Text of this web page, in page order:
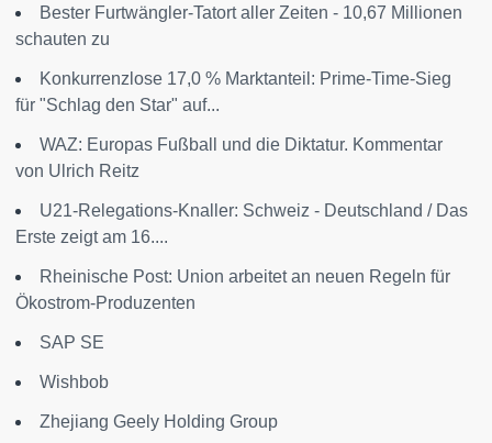
Bester Furtwängler-Tatort aller Zeiten - 10,67 Millionen
schauten zu
Konkurrenzlose 17,0 % Marktanteil: Prime-Time-Sieg
für "Schlag den Star" auf...
WAZ: Europas Fußball und die Diktatur. Kommentar
von Ulrich Reitz
U21-Relegations-Knaller: Schweiz - Deutschland / Das
Erste zeigt am 16....
Rheinische Post: Union arbeitet an neuen Regeln für
Ökostrom-Produzenten
SAP SE
Wishbob
Zhejiang Geely Holding Group